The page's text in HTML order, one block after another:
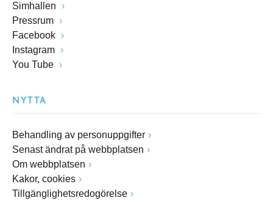
Simhallen
Pressrum
Facebook
Instagram
You Tube
NYTTA
Behandling av personuppgifter
Senast ändrat på webbplatsen
Om webbplatsen
Kakor, cookies
Tillgänglighetsredogörelse